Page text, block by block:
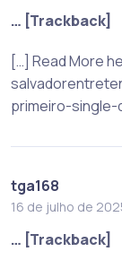
… [Trackback]
[…] Read More
primeiro-
tga168
16 de julho de
… [Trackback]